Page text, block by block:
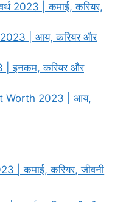
2023 | कमाई, करियर,
| आय, करियर और
| इनकम, करियर और
Worth 2023 | आय,
| कमाई, करियर, जीवनी